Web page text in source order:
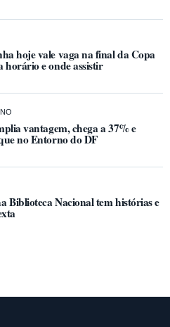
hoje vale vaga na final da Copa
e onde assistir
vantagem, chega a 37% e
no Entorno do DF
Biblioteca Nacional tem histórias e